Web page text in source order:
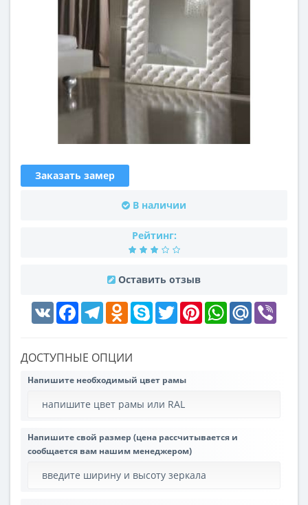
Заказать замер
В наличии
Рейтинг:
Оставить отзыв
VK FacebookTelegramOdnoklassniki
Skype Twitter PinterestWhatsAppMail.Ru
ДОСТУПНЫЕ ОПЦИИ
Напишите необходимый цвет рамы
Напишите свой размер (цена рассчитывается и
сообщается вам нашим менеджером)